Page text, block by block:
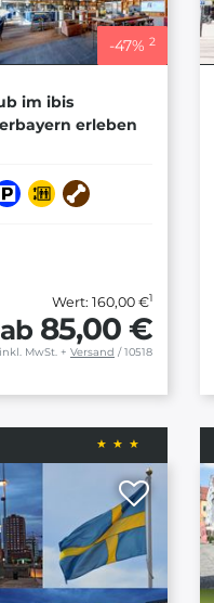
-47% 2
im ibis
erleben
Wert: 160,00 €1
ab 85,00 €
inkl. MwSt. + Versand / 10518